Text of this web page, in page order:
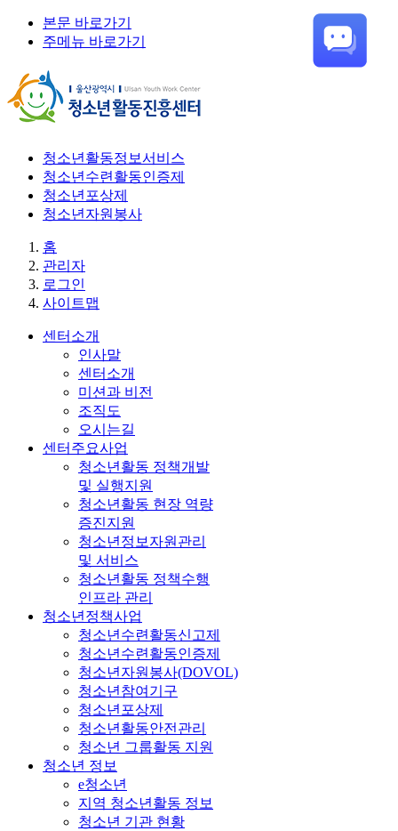
본문 바로가기
주메뉴 바로가기
청소년활동정보서비스
청소년수련활동인증제
청소년포상제
청소년자원봉사
홈
관리자
로그인
사이트맵
센터소개
인사말
센터소개
미션과 비전
조직도
오시는길
센터주요사업
청소년활동 정책개발
및 실행지원
청소년활동 현장 역량
증진지원
청소년정보자원관리
및 서비스
청소년활동 정책수행
인프라 관리
청소년정책사업
청소년수련활동신고제
청소년수련활동인증제
청소년자원봉사(DOVOL)
청소년참여기구
청소년포상제
청소년활동안전관리
청소년 그룹활동 지원
청소년 정보
e청소년
지역 청소년활동 정보
청소년 기관 현황